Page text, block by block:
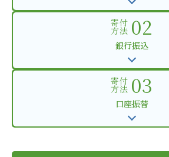
寄付
方法 02
銀行振込
寄付
方法 03
口座振替